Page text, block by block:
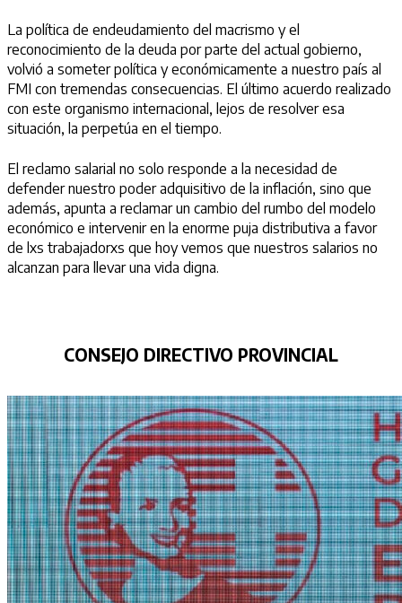
La política de endeudamiento del macrismo y el
reconocimiento de la deuda por parte del actual gobierno,
volvió a someter política y económicamente a nuestro país al
FMI con tremendas consecuencias. El último acuerdo realizado
con este organismo internacional, lejos de resolver esa
situación, la perpetúa en el tiempo.
El reclamo salarial no solo responde a la necesidad de
defender nuestro poder adquisitivo de la inflación, sino que
además, apunta a reclamar un cambio del rumbo del modelo
económico e intervenir en la enorme puja distributiva a favor
de lxs trabajadorxs que hoy vemos que nuestros salarios no
alcanzan para llevar una vida digna.
CONSEJO DIRECTIVO PROVINCIAL